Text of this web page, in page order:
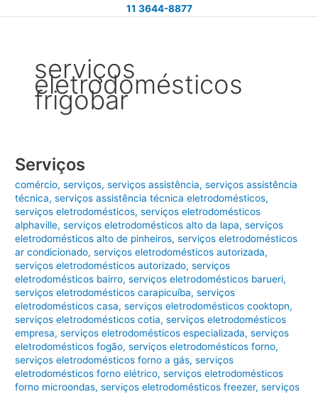
11 3644-8877
serviços
eletrodomésticos
frigobar
Serviços
comércio,serviços,serviços assistência,serviços assistência
técnica,serviços assistência técnica eletrodomésticos,
serviços eletrodomésticos,serviços eletrodomésticos
alphaville,serviços eletrodomésticos alto da lapa,serviços
eletrodomésticos alto de pinheiros,serviços eletrodomésticos
ar condicionado,serviços eletrodomésticos autorizada,
serviços eletrodomésticos autorizado,serviços
eletrodomésticos bairro,serviços eletrodomésticos barueri,
serviços eletrodomésticos carapicuíba,serviços
eletrodomésticos casa,serviços eletrodomésticos cooktopn,
serviços eletrodomésticos cotia,serviços eletrodomésticos
empresa,serviços eletrodomésticos especializada,serviços
eletrodomésticos fogão,serviços eletrodomésticos forno,
serviços eletrodomésticos forno a gás,serviços
eletrodomésticos forno elétrico,serviços eletrodomésticos
forno microondas,serviços eletrodomésticos freezer,serviços